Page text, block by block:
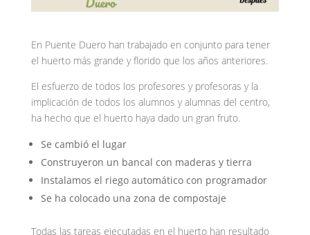
En Puente Duero han trabajado en conjunto para tener
el huerto más grande y florido que los años anteriores.
El esfuerzo de todos los profesores y profesoras y la
implicación de todos los alumnos y alumnas del centro,
ha hecho que el huerto haya dado un gran fruto.
Se cambió el lugar
Construyeron un bancal con maderas y tierra
Instalamos el riego automático con programador
Se ha colocado una zona de compostaje
Todas las tareas ejecutadas en el huerto han resultado